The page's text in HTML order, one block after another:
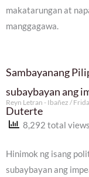
makatarungan at
manggagawa.
Sambayanang
subaybayan ang
Duterte
Reyn Letran - Ibañez
8,292 total views
Hinimok ng isang
subaybayan ang